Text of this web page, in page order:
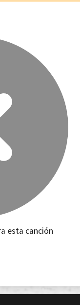
esta canción